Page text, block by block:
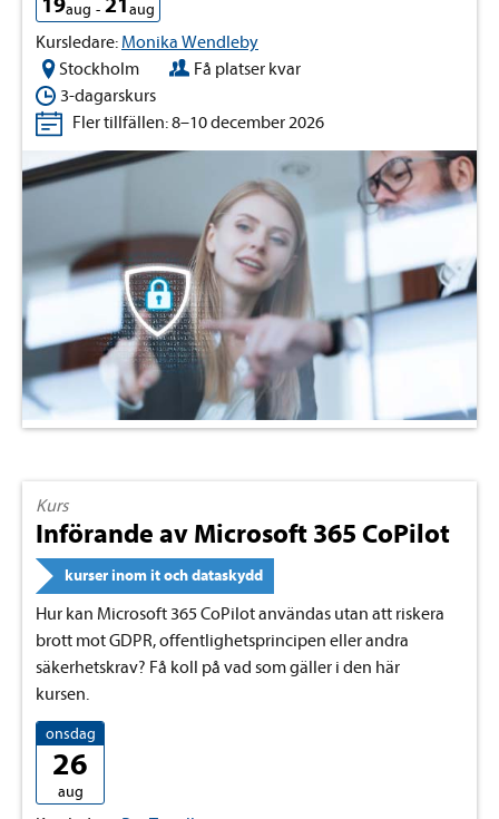
19aug - 21 aug
Kursledare: Monika Wendleby
Stockholm
Få platser kvar
3-dagarskurs
Fler tillfällen: 8–10 december 2026
Kurs
Införande av Microsoft 365 CoPilot
kurser inom it och dataskydd
Hur kan Microsoft 365 CoPilot användas utan att riskera
brott mot GDPR, offentlighetsprincipen eller andra
säkerhetskrav? Få koll på vad som gäller i den här
kursen.
onsdag
26
aug